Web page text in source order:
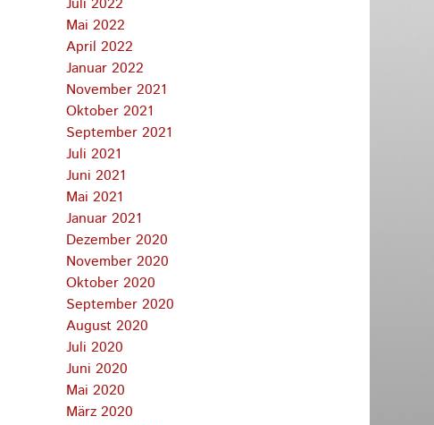
Mai 2022
April 2022
Januar 2022
November 2021
Oktober 2021
September 2021
Juli 2021
Juni 2021
Mai 2021
Januar 2021
Dezember 2020
November 2020
Oktober 2020
September 2020
August 2020
Juli 2020
Juni 2020
Mai 2020
März 2020